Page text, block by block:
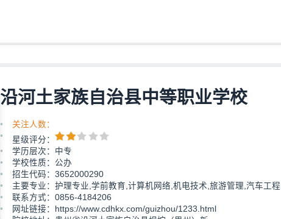
沿河土家族自治县中等职业学校
关注人数：
星级评分：
学历层次：中专
学校性质：公办
招生代码：3652000290
主要专业：护理专业,学前教育,计算机网络,机电技术,旅游管理,汽车工
联系方式：0856-4184206
网址链接：https://www.cdhkx.com/guizhou/1233.html